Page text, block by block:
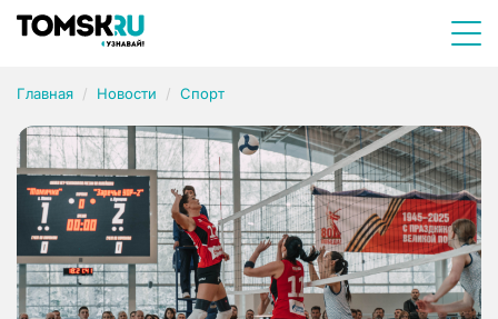
Главная Новости Спорт